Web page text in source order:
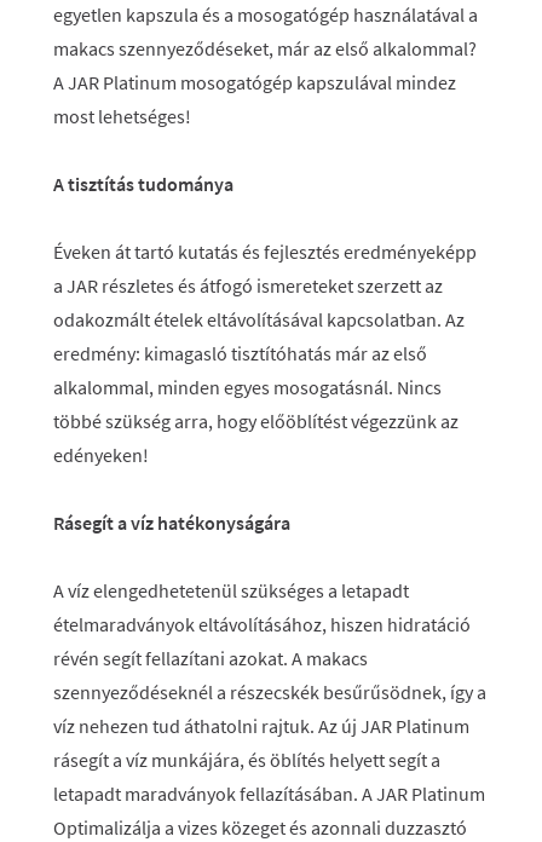
egyetlen kapszula és a mosogatógép használatával a
makacs szennyeződéseket, már az első alkalommal?
A JAR Platinum mosogatógép kapszulával mindez
most lehetséges!
A tisztítás tudománya
Éveken át tartó kutatás és fejlesztés eredményeképp
a JAR részletes és átfogó ismereteket szerzett az
odakozmált ételek eltávolításával kapcsolatban. Az
eredmény: kimagasló tisztítóhatás már az első
alkalommal, minden egyes mosogatásnál. Nincs
többé szükség arra, hogy előöblítést végezzünk az
edényeken!
Rásegít a víz hatékonyságára
A víz elengedhetetenül szükséges a letapadt
ételmaradványok eltávolításához, hiszen hidratáció
révén segít fellazítani azokat. A makacs
szennyeződéseknél a részecskék besűrűsödnek, így a
víz nehezen tud áthatolni rajtuk. Az új JAR Platinum
rásegít a víz munkájára, és öblítés helyett segít a
letapadt maradványok fellazításában. A JAR Platinum
Optimalizálja a vizes közeget és azonnali duzzasztó